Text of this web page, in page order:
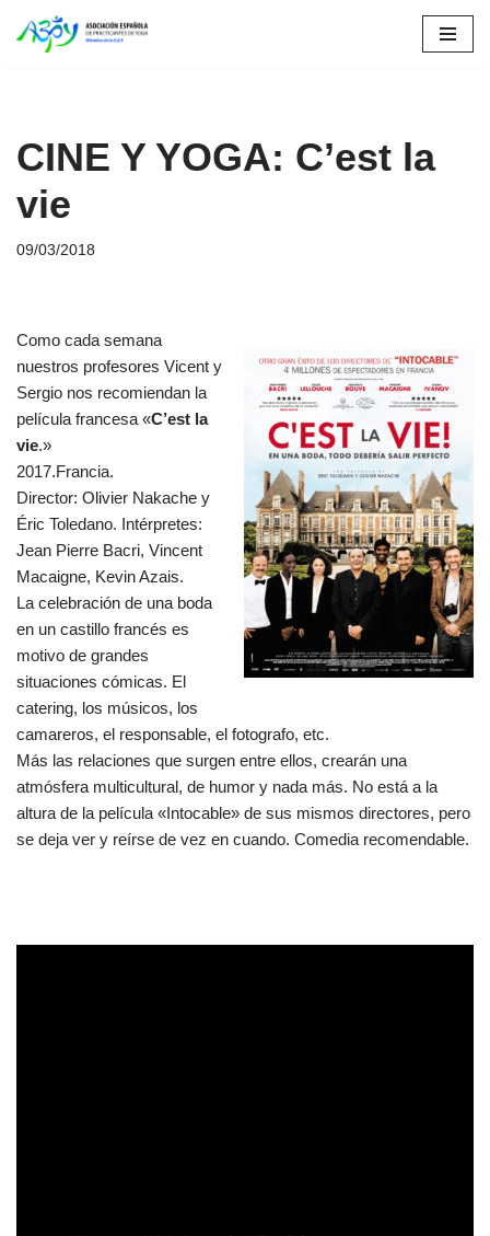
Saltar
CINE Y YOGA: C’est la
vie
09/03/2018
Como cada semana
nuestros profesores Vicent y
Sergio nos recomiendan la
película francesa «C’est la
vie.»
2017.Francia.
Director: Olivier Nakache y
Éric Toledano. Intérpretes:
Jean Pierre Bacri, Vincent
Macaigne, Kevin Azais.
La celebración de una boda
en un castillo francés es
motivo de grandes
situaciones cómicas. El
catering, los músicos, los
camareros, el responsable, el fotografo, etc.
Más las relaciones que surgen entre ellos, crearán una
atmósfera multicultural, de humor y nada más. No está a la
altura de la película «Intocable» de sus mismos directores, pero
se deja ver y reírse de vez en cuando. Comedia recomendable.